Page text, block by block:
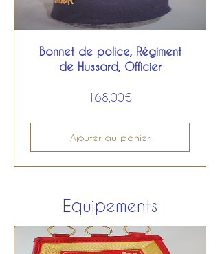
Bonnet de police, Régiment
de Hussard, Officier
168,00€Prix
Ajouter au panier
Equipements